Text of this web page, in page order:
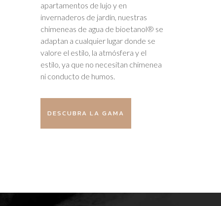
apartamentos de lujo y en
invernaderos de jardín, nuestras
chimeneas de agua de bioetanol® se
adaptan a cualquier lugar donde se
valore el estilo, la atmósfera y el
estilo, ya que no necesitan chimenea
ni conducto de humos.
DESCUBRA LA GAMA